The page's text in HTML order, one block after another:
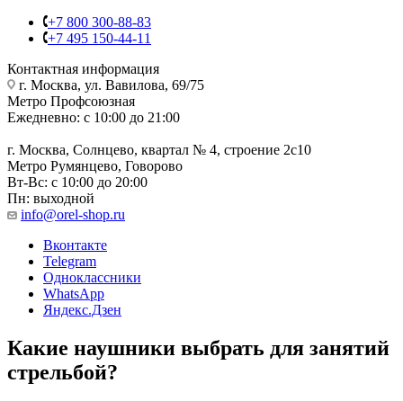
+7 800 300-88-83
+7 495 150-44-11
Контактная информация
г. Москва, ул. Вавилова, 69/75
Метро Профсоюзная
Ежедневно: с 10:00 до 21:00
г. Москва, Солнцево, квартал № 4, строение 2с10
Метро Румянцево, Говорово
Вт-Вс: с 10:00 до 20:00
Пн: выходной
info@orel-shop.ru
Вконтакте
Telegram
Одноклассники
WhatsApp
Яндекс.Дзен
Какие наушники выбрать для занятий
стрельбой?